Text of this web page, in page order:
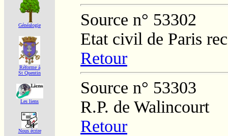
Généalogie
Réforme á
St Quentin
Les liens
Nous écrire
Source n° 53302
Etat civil de Paris
Retour
Source n° 53303
R.P. de Walincourt
Retour